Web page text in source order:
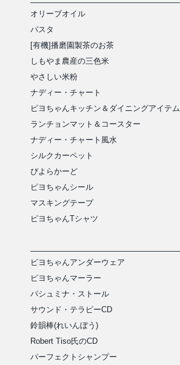
オリーブオイル
パスタ
[有機]播磨園製茶のお茶
しもやま農産の三色米
やさしい米粉
ナディー・チャート
ピヨちゃんキッチン＆ダイニングアイテム
ランチョンマット＆コースター
ナディー・チャート風水
シルクカーペット
ぴよらかーど
ピヨちゃんシール
マスキングテープ
ピヨちゃんTシャツ
ピヨちゃんアンダーウェア
ピヨちゃんマーラー
パシュミナ・ストール
サウンド・テラピーCD
鈴韻棒(れいんぼう)
Robert Tiso氏のCD
パーフェクトシャンプー